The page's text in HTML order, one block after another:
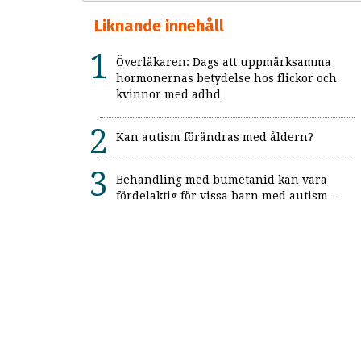
Liknande innehåll
Överläkaren: Dags att uppmärksamma
hormonernas betydelse hos flickor och
kvinnor med adhd
Kan autism förändras med åldern?
Behandling med bumetanid kan vara
fördelaktig för vissa barn med autism –